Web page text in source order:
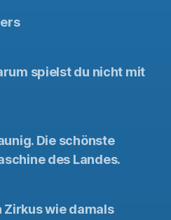
spielst du nicht mit
Die schönste
des Landes.
Zirkus wie damals